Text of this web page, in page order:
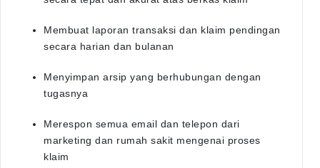
Membuat laporan transaksi dan klaim pendingan
secara harian dan bulanan
Menyimpan arsip yang berhubungan dengan
tugasnya
Merespon semua email dan telepon dari
marketing dan rumah sakit mengenai proses
klaim